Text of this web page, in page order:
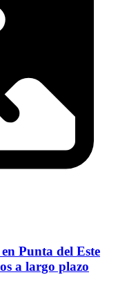
Punta del Este
a largo plazo